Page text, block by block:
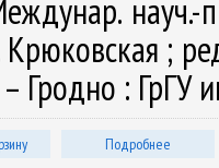
Крюковская ;
Гродно : ГрГУ
Подробнее